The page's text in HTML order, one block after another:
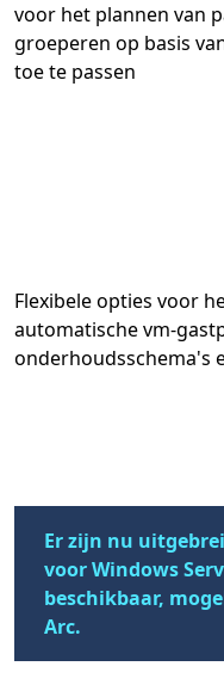
voor het plannen van
groeperen op basis
toe te passen
Flexibele opties voor
automatische vm-
onderhoudsschema's
Er zijn nu
voor Windows
beschikbaar,
Arc.